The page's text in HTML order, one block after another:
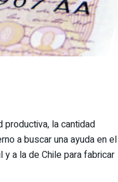
productiva, la cantidad
a buscar una ayuda en el
y a la de Chile para fabricar